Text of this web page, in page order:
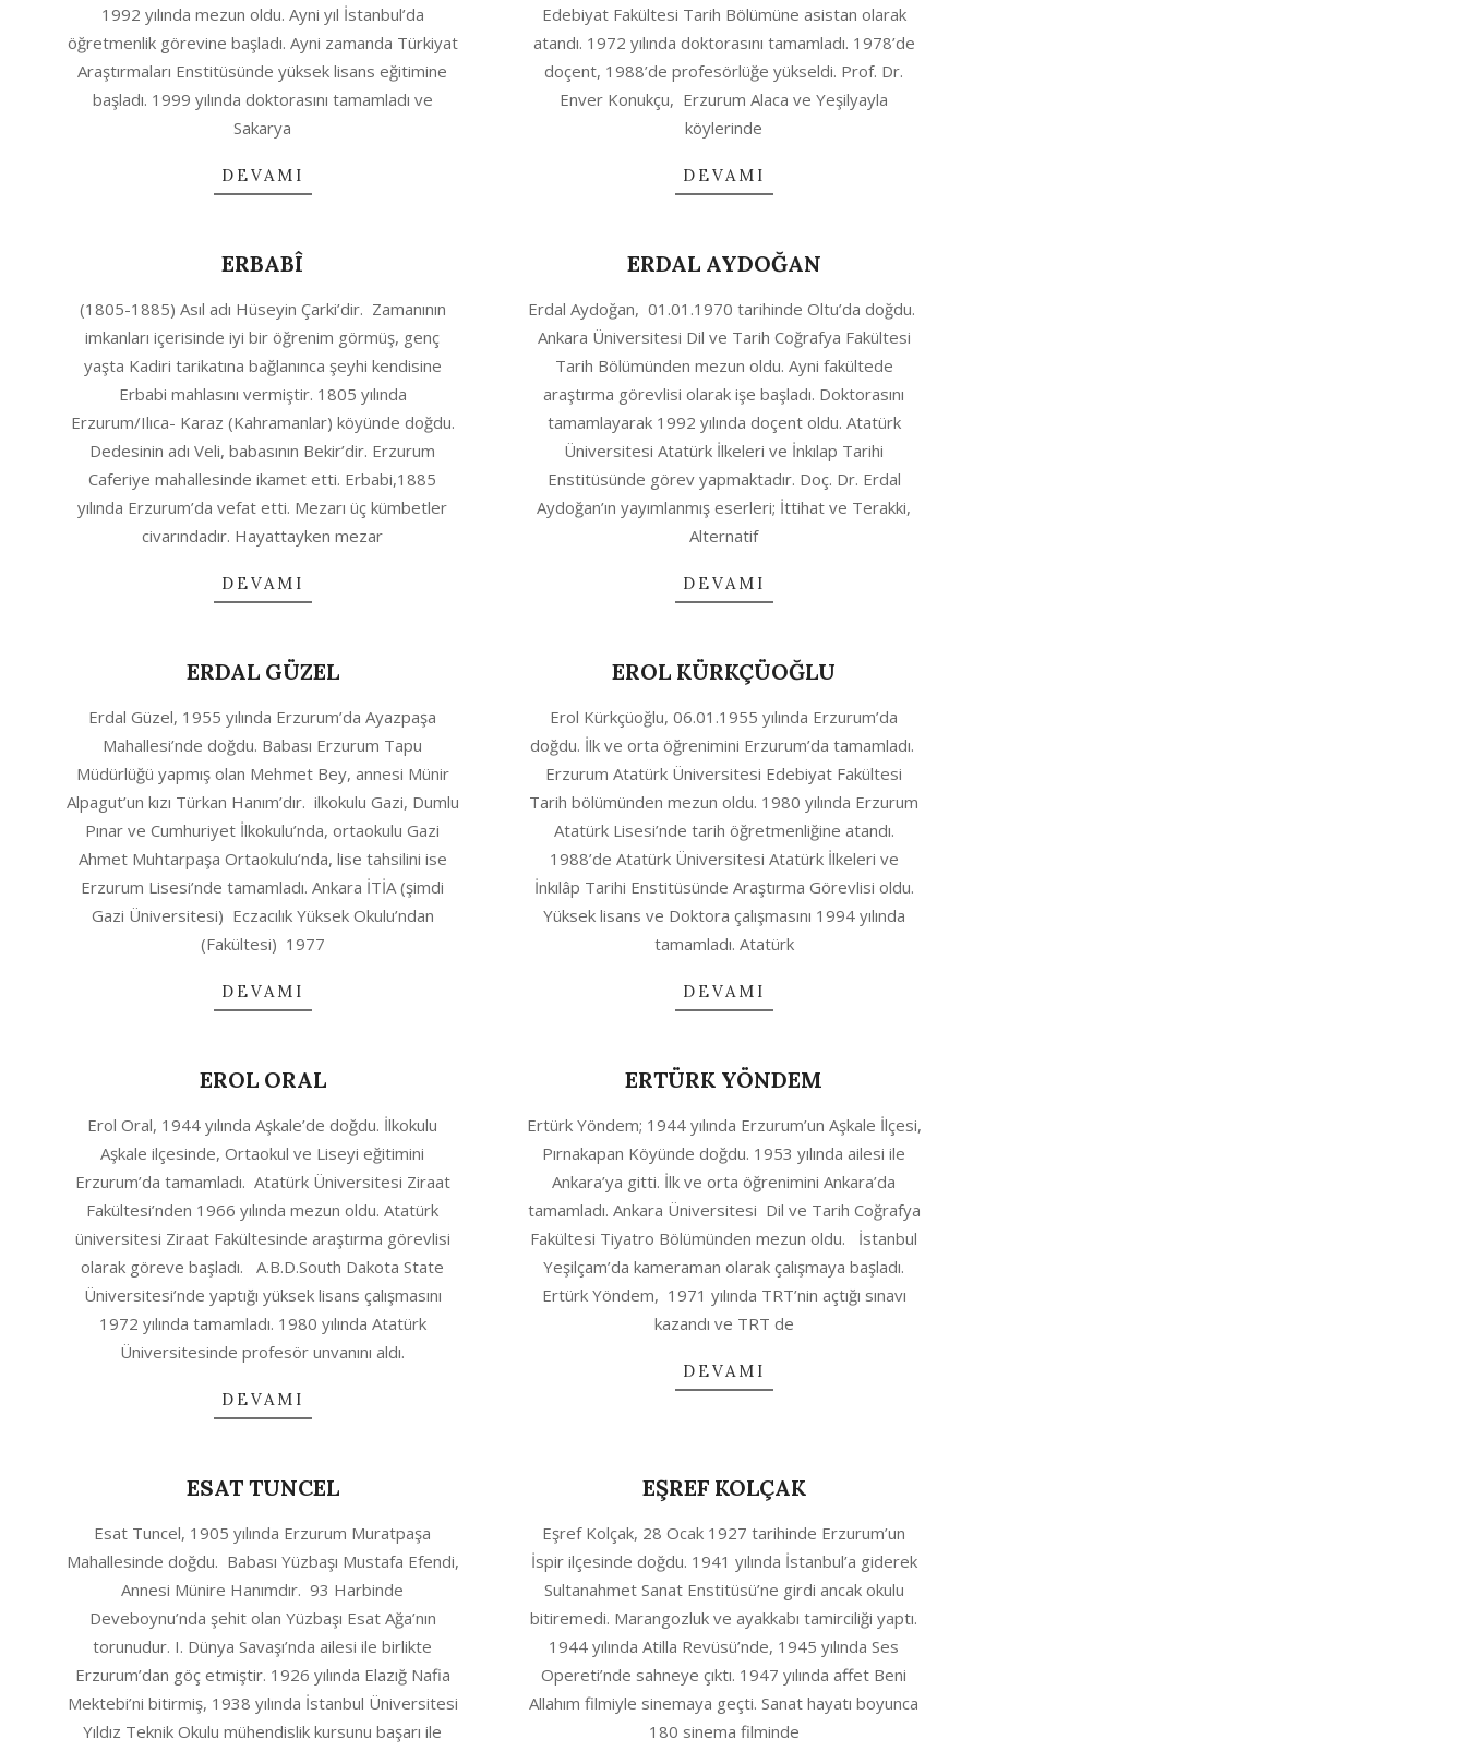
1992 yılında mezun oldu. Ayni yıl İstanbul’da
öğretmenlik görevine başladı. Ayni zamanda Türkiyat
Araştırmaları Enstitüsünde yüksek lisans eğitimine
başladı. 1999 yılında doktorasını tamamladı ve
Sakarya
DEVAMI
Edebiyat Fakültesi Tarih Bölümüne asistan olarak
atandı. 1972 yılında doktorasını tamamladı. 1978’de
doçent, 1988’de profesörlüğe yükseldi. Prof. Dr.
Enver Konukçu, Erzurum Alaca ve Yeşilyayla
köylerinde
DEVAMI
ERBABÎ
10-(1805-1885) Asıl adı Hüseyin Çarki’dir. Zamanının
imkanları içerisinde iyi bir öğrenim görmüş, genç
yaşta Kadiri tarikatına bağlanınca şeyhi kendisine
Erbabi mahlasını vermiştir. 1805 yılında
Erzurum/Ilıca- Karaz (Kahramanlar) köyünde doğdu.
Dedesinin adı Veli, babasının Bekir’dir. Erzurum
Caferiye mahallesinde ikamet etti. Erbabi,1885
yılında Erzurum’da vefat etti. Mezarı üç kümbetler
civarındadır. Hayattayken mezar
DEVAMI
ERDAL AYDOĞAN
10-
04
Erdal Aydoğan, 01.01.1970 tarihinde Oltu’da doğdu.
Ankara Üniversitesi Dil ve Tarih Coğrafya Fakültesi
Tarih Bölümünden mezun oldu. Ayni fakültede
araştırma görevlisi olarak işe başladı. Doktorasını
tamamlayarak 1992 yılında doçent oldu. Atatürk
Üniversitesi Atatürk İlkeleri ve İnkılap Tarihi
Enstitüsünde görev yapmaktadır. Doç. Dr. Erdal
Aydoğan’ın yayımlanmış eserleri; İttihat ve Terakki,
Alternatif
DEVAMI
ERDAL GÜZEL
Erdal Güzel, 1955 yılında Erzurum’da Ayazpaşa
Mahallesi’nde doğdu. Babası Erzurum Tapu
Müdürlüğü yapmış olan Mehmet Bey, annesi Münir
Alpagut’un kızı Türkan Hanım’dır. ilkokulu Gazi, Dumlu
Pınar ve Cumhuriyet İlkokulu’nda, ortaokulu Gazi
Ahmet Muhtarpaşa Ortaokulu’nda, lise tahsilini ise
Erzurum Lisesi’nde tamamladı. Ankara İTİA (şimdi
Gazi Üniversitesi) Eczacılık Yüksek Okulu’ndan
(Fakültesi) 1977
DEVAMI
EROL KÜRKÇÜOĞLU
04
Erol Kürkçüoğlu, 06.01.1955 yılında Erzurum’da
doğdu. İlk ve orta öğrenimini Erzurum’da tamamladı.
Erzurum Atatürk Üniversitesi Edebiyat Fakültesi
Tarih bölümünden mezun oldu. 1980 yılında Erzurum
Atatürk Lisesi’nde tarih öğretmenliğine atandı.
1988’de Atatürk Üniversitesi Atatürk İlkeleri ve
İnkılâp Tarihi Enstitüsünde Araştırma Görevlisi oldu.
Yüksek lisans ve Doktora çalışmasını 1994 yılında
tamamladı. Atatürk
DEVAMI
EROL ORAL
10-Erol Oral, 1944 yılında Aşkale’de doğdu. İlkokulu
Aşkale ilçesinde, Ortaokul ve Liseyi eğitimini
Erzurum’da tamamladı. Atatürk Üniversitesi Ziraat
Fakültesi’nden 1966 yılında mezun oldu. Atatürk
üniversitesi Ziraat Fakültesinde araştırma görevlisi
olarak göreve başladı. A.B.D.South Dakota State
Üniversitesi’nde yaptığı yüksek lisans çalışmasını
1972 yılında tamamladı. 1980 yılında Atatürk
Üniversitesinde profesör unvanını aldı.
DEVAMI
ERTÜRK YÖNDEM
10-
04
Ertürk Yöndem; 1944 yılında Erzurum’un Aşkale İlçesi,
Pırnakapan Köyünde doğdu. 1953 yılında ailesi ile
Ankara’ya gitti. İlk ve orta öğrenimini Ankara’da
tamamladı. Ankara Üniversitesi Dil ve Tarih Coğrafya
Fakültesi Tiyatro Bölümünden mezun oldu. İstanbul
Yeşilçam’da kameraman olarak çalışmaya başladı.
Ertürk Yöndem, 1971 yılında TRT’nin açtığı sınavı
kazandı ve TRT de
DEVAMI
ESAT TUNCEL
04
Esat Tuncel, 1905 yılında Erzurum Muratpaşa
Mahallesinde doğdu. Babası Yüzbaşı Mustafa Efendi,
Annesi Münire Hanımdır. 93 Harbinde
Deveboynu’nda şehit olan Yüzbaşı Esat Ağa’nın
torunudur. I. Dünya Savaşı’nda ailesi ile birlikte
Erzurum’dan göç etmiştir. 1926 yılında Elazığ Nafia
Mektebi’ni bitirmiş, 1938 yılında İstanbul Üniversitesi
Yıldız Teknik Okulu mühendislik kursunu başarı ile
EŞREF KOLÇAK
10-
04
Eşref Kolçak, 28 Ocak 1927 tarihinde Erzurum’un
İspir ilçesinde doğdu. 1941 yılında İstanbul’a giderek
Sultanahmet Sanat Enstitüsü’ne girdi ancak okulu
bitiremedi. Marangozluk ve ayakkabı tamirciliği yaptı.
1944 yılında Atilla Revüsü’nde, 1945 yılında Ses
Opereti’nde sahneye çıktı. 1947 yılında affet Beni
Allahım filmiyle sinemaya geçti. Sanat hayatı boyunca
180 sinema filminde